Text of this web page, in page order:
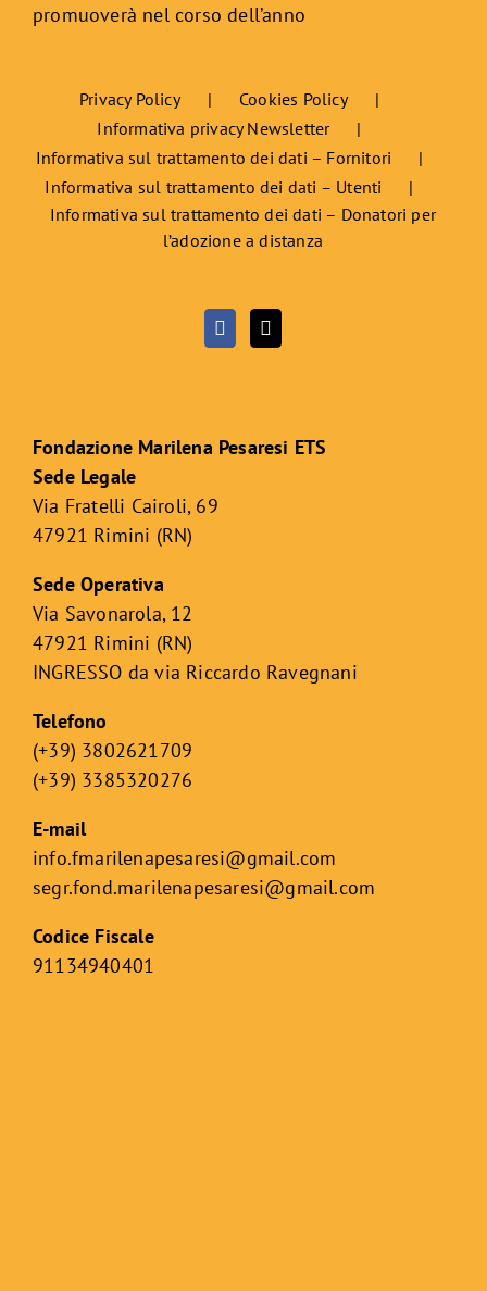
promuoverà nel corso dell’anno
Privacy Policy
Cookies Policy
Informativa privacy Newsletter
Informativa sul trattamento dei dati – Fornitori
Informativa sul trattamento dei dati – Utenti
Informativa sul trattamento dei dati – Donatori per
l’adozione a distanza
Fondazione Marilena Pesaresi ETS
Sede Legale
Via Fratelli Cairoli, 69
47921 Rimini (RN)
Sede Operativa
Via Savonarola, 12
47921 Rimini (RN)
INGRESSO da via Riccardo Ravegnani
Telefono
(+39) 3802621709
(+39) 3385320276
E-mail
info.fmarilenapesaresi@gmail.com
segr.fond.marilenapesaresi@gmail.com
Codice Fiscale
91134940401